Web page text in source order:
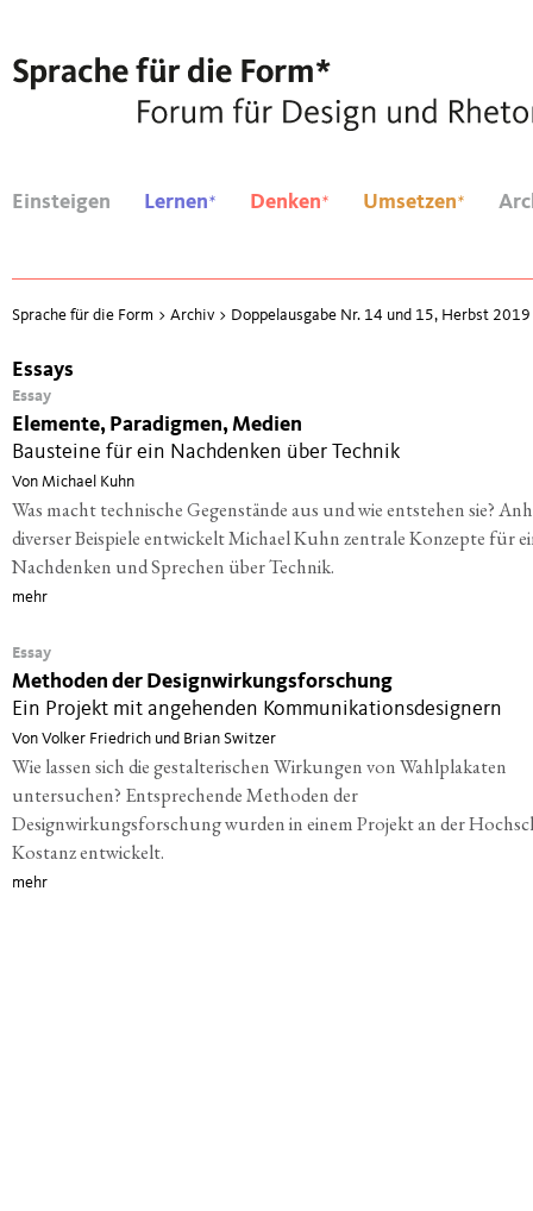
Einsteigen Lernen* Denken* Umsetzen*
Sprache für die Form > Archiv > Doppelausgabe Nr. 14 und 15, Herbst 2019
Essays
Essay
Elemente, Paradigmen, Medien
Bausteine für ein Nachdenken über Technik
Von Michael Kuhn
Was macht technische Gegenstände aus und wie entstehen sie?
diverser Beispiele entwickelt Michael Kuhn zentrale Konzepte für
Nachdenken und Sprechen über Technik.
mehr
Essay
Methoden der Designwirkungsforschung
Ein Projekt mit angehenden ­Kommunikationsdesignern
Von Volker Friedrich und Brian Switzer
Wie lassen sich die gestalterischen Wirkungen von Wahlplakaten
untersuchen? Entsprechende Methoden der
Designwirkungsforschung wurden in einem Projekt an der
Kostanz entwickelt.
mehr